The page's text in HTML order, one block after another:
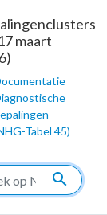
maart
Tabel 45)
search